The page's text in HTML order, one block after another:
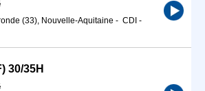
(33), Nouvelle-Aquitaine - CDI -
30/35H